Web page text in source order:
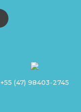
+55 (47) 98403-2745